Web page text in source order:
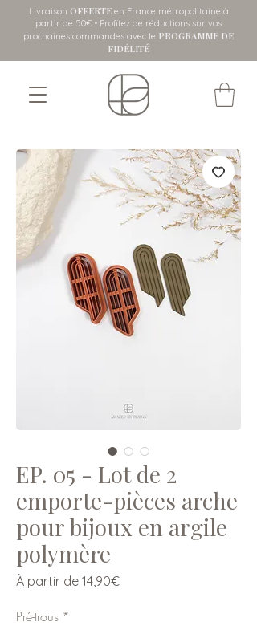
Livraison OFFERTEen France métropolitaine à
partir de 50€ • Profitez de réductions sur vos
prochaines commandes avec le PROGRAMME DE
FIDÉLITÉ
EP. 05 - Lot de 2
emporte-pièces arche
pour bijoux en argile
polymère
À partir de 14,90€Prix
Pré-trous *